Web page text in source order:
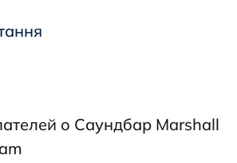
о Саундбар Marshall